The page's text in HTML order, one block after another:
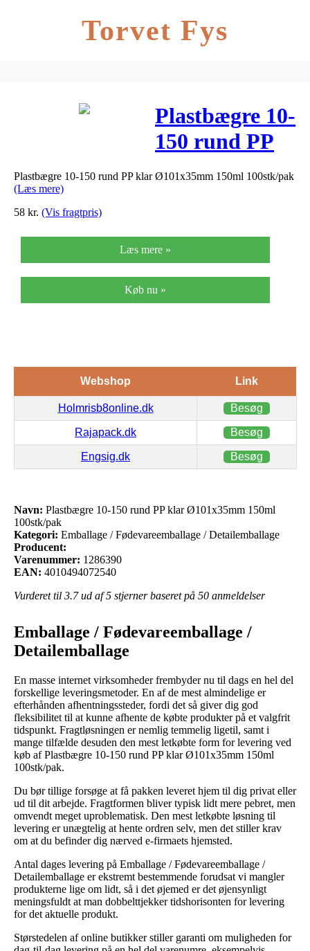
Torvet Fys
Plastbægre 10-
150 rund PP
klar
100stk/pak
Plastbægre 10-150 rund PP klar Ø101x35mm 150ml 100stk/pak
(Læs mere)
58 kr. (Vis fragtpris)
Læs mere »
Køb nu »
Webshop Link
Holmrisb8online.dk Besøg
Rajapack.dk Besøg
Engsig.dk Besøg
Navn: Plastbægre 10-150 rund PP klar Ø101x35mm 150ml
100stk/pak
Kategori: Emballage / Fødevareemballage / Detailemballage
Producent:
Varenummer: 1286390
EAN: 4010494072540
Vurderet til 3.7ud af 5 stjerner baseret på 50 anmeldelser
Emballage / Fødevareemballage /
Detailemballage
En masse internet virksomheder frembyder nu til dags en hel del
forskellige leveringsmetoder. En af de mest almindelige er
efterhånden afhentningssteder, fordi det så giver dig god
fleksibilitet til at kunne afhente de købte produkter på et valgfrit
tidspunkt. Fragtløsningen er nemlig temmelig ligetil, samt i
mange tilfælde desuden den mest letkøbte form for levering ved
køb af Plastbægre 10-150 rund PP klar Ø101x35mm 150ml
100stk/pak.
Du bør tillige forsøge at få pakken leveret hjem til dig privat eller
ud til dit arbejde. Fragtformen bliver typisk lidt mere pebret, men
omvendt meget uproblematisk. Den mest letkøbte løsning til
levering er unægtelig at hente ordren selv, men det stiller krav
om at du befinder dig nærved e-firmaets hjemsted.
Antal dages levering på Emballage / Fødevareemballage /
Detailemballage er ekstremt bestemmende forudsat vi mangler
produkterne lige om lidt, så i det øjemed er det øjensynligt
meningsfuldt at man dobbelttjekker tidshorisonten for levering
for det aktuelle produkt.
Størstedelen af online butikker stiller garanti om muligheden for